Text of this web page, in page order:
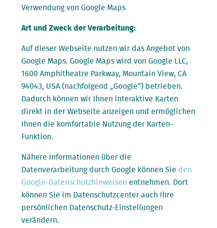
Verwendung von Google Maps
Art und Zweck der Verarbeitung:
Auf dieser Webseite nutzen wir das Angebot von
Google Maps. Google Maps wird von Google LLC,
1600 Amphitheatre Parkway, Mountain View, CA
94043, USA (nachfolgend „Google“) betrieben.
Dadurch können wir Ihnen interaktive Karten
direkt in der Webseite anzeigen und ermöglichen
Ihnen die komfortable Nutzung der Karten-
Funktion.
Nähere Informationen über die
Datenverarbeitung durch Google können Sie den
Google-Datenschutzhinweisen entnehmen. Dort
können Sie im Datenschutzcenter auch Ihre
persönlichen Datenschutz-Einstellungen
verändern.